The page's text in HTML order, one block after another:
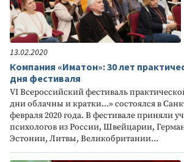
13.02.2020
Компания «Иматон»: 30 лет
дня фестиваля
VI Всероссийский фестиваль
дни облачны и кратки...» состоялся в
февраля 2020 года. В фестивале приняли
психологов из России, Швейцарии,
Эстонии, Литвы, Великобритании...